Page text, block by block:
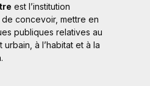
est l’institution
de concevoir, mettre en
publiques relatives au
urbain, à l’habitat et à la
.